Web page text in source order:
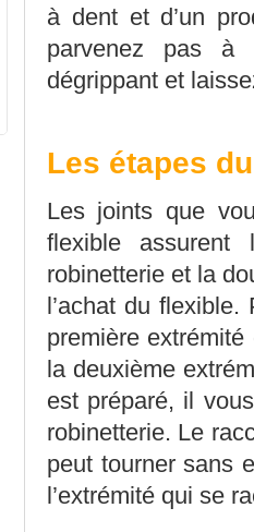
à dent et d’un
parvenez pas à
dégrippant et
Les étapes
Les joints que
flexible
robinetterie et la
l’achat du
première
la deuxième
est préparé, il
robinetterie. Le
peut tourner sans
l’extrémité qui se